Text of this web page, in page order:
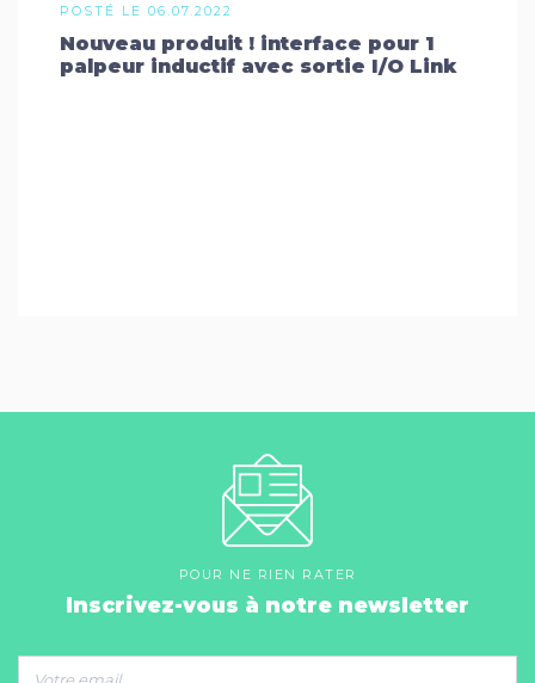
POSTÉ LE 06.07.2022
Nouveau produit ! interface pour 1
palpeur inductif avec sortie I/O Link
POUR NE RIEN RATER
Inscrivez-vous à notre newsletter